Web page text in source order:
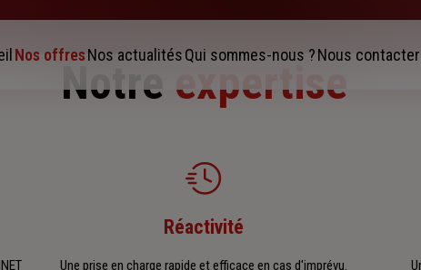
Nos offresNos actualitésQui sommes-nous ?Nous contacter
Notre expertise
Réactivité
Une prise en charge rapide et efficace en cas d'imprévu.